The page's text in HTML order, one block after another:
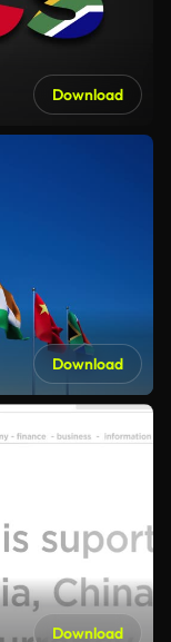
Download
Download
Download